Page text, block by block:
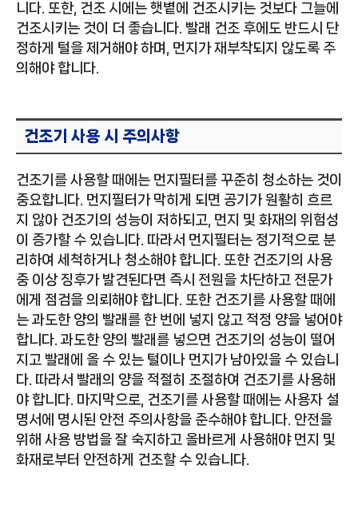
니다. 또한, 건조 시에는 햇볕에 건조시키는 것보다 그늘에
건조시키는 것이 더 좋습니다. 빨래 건조 후에도 반드시 단
정하게 털을 제거해야 하며, 먼지가 재부착되지 않도록 주
의해야 합니다.
건조기 사용 시 주의사항
건조기를 사용할 때에는 먼지필터를 꾸준히 청소하는 것이
중요합니다. 먼지필터가 막히게 되면 공기가 원활히 흐르
지 않아 건조기의 성능이 저하되고, 먼지 및 화재의 위험성
이 증가할 수 있습니다. 따라서 먼지필터는 정기적으로 분
리하여 세척하거나 청소해야 합니다. 또한 건조기의 사용
중 이상 징후가 발견된다면 즉시 전원을 차단하고 전문가
에게 점검을 의뢰해야 합니다. 또한 건조기를 사용할 때에
는 과도한 양의 빨래를 한 번에 넣지 않고 적정 양을 넣어야
합니다. 과도한 양의 빨래를 넣으면 건조기의 성능이 떨어
지고 빨래에 올 수 있는 털이나 먼지가 남아있을 수 있습니
다. 따라서 빨래의 양을 적절히 조절하여 건조기를 사용해
야 합니다. 마지막으로, 건조기를 사용할 때에는 사용자 설
명서에 명시된 안전 주의사항을 준수해야 합니다. 안전을
위해 사용 방법을 잘 숙지하고 올바르게 사용해야 먼지 및
화재로부터 안전하게 건조할 수 있습니다.